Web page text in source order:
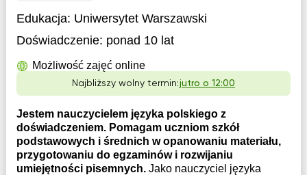
Edukacja: Uniwersytet Warszawski
Doświadczenie: ponad 10 lat
Możliwość zajęć online
Najbliższy wolny termin:jutro o 12:00
Jestem nauczycielem języka polskiego z
doświadczeniem. Pomagam uczniom szkół
podstawowych i średnich w opanowaniu materiału,
przygotowaniu do egzaminów i rozwijaniu
umiejętności pisemnych. Jako nauczyciel języka